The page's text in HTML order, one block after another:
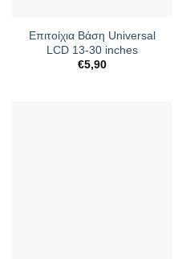
Επιτοίχια Βάση Universal
LCD 13-30 inches
€5,90